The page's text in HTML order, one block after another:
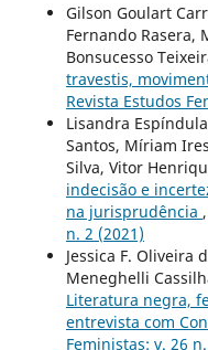
Gilson Goulart
Fernando Rasera,
Bonsucesso
travestis,
Revista Estudos
Lisandra
Santos, Míriam
Silva, Vitor
indecisão e
na jurisprudência ,
n. 2 (2021)
Jessica F. Oliveira
Meneghelli
Literatura negra,
entrevista com
Feministas: v. 26